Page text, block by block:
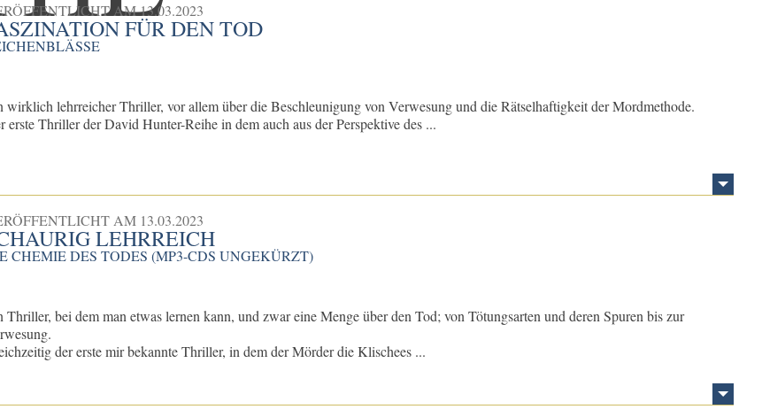
AM13.03.2023
FÜR DEN TOD
wirklich lehrreicher Thriller, vor allem über die Beschleunigung von Verwesung und die Rätselhaftigkeit der Mordmethode.
erste Thriller der David Hunter-Reihe in dem auch aus der Perspektive des ...
AM 13.03.2023
LEHRREICH
CHEMIE DES TODES (MP3-CDS UNGEKÜRZT)
Thriller, bei dem man etwas lernen kann, und zwar eine Menge über den Tod; von Tötungsarten und deren Spuren bis zur
der erste mir bekannte Thriller, in dem der Mörder die Klischees ...